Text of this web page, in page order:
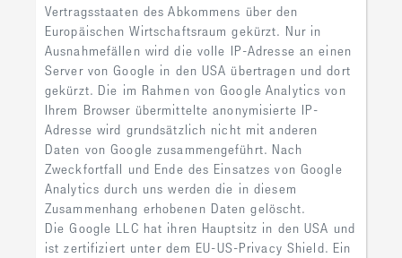
Vertragsstaaten des Abkommens über den
Europäischen Wirtschaftsraum gekürzt. Nur in
Ausnahmefällen wird die volle IP-Adresse an einen
Server von Google in den USA übertragen und dort
gekürzt. Die im Rahmen von Google Analytics von
Ihrem Browser übermittelte anonymisierte IP-
Adresse wird grundsätzlich nicht mit anderen
Daten von Google zusammengeführt. Nach
Zweckfortfall und Ende des Einsatzes von Google
Analytics durch uns werden die in diesem
Zusammenhang erhobenen Daten gelöscht.
Die Google LLC hat ihren Hauptsitz in den USA und
ist zertifiziert unter dem EU-US-Privacy Shield. Ein